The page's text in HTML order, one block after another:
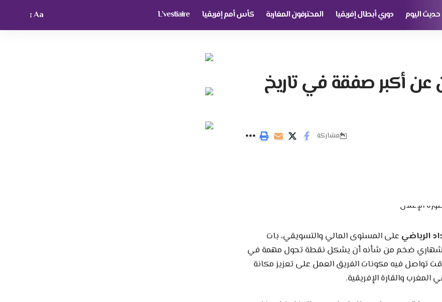
حديث اليوم دوري أبطال إفريقيا المحترفون المغاربة كأس أمم إفريقيا L’vestiaire
Aa
عن أكبر صفقة في تاريخ
مشاركة
الرياضي على المستوى المالي والتسويقي، بات
ضخم من شأنه أن يشكل نقطة تحول مهمة في
تواصل فيه مكونات الفريق العمل على تعزيز مكانة
المغرب والقارة الإفريقية.